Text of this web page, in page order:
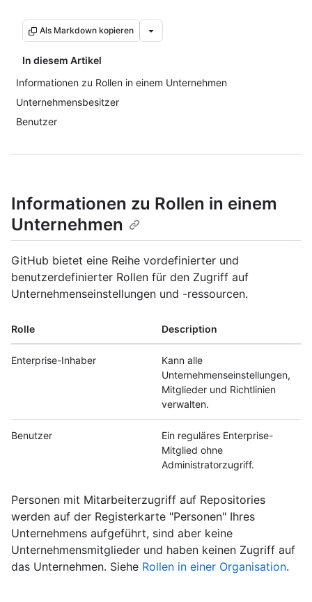
Als Markdown kopieren
In diesem Artikel
Informationen zu Rollen in einem Unternehmen
Unternehmensbesitzer
Benutzer
Informationen zu Rollen in einem
Unternehmen
GitHub bietet eine Reihe vordefinierter und
benutzerdefinierter Rollen für den Zugriff auf
Unternehmenseinstellungen und -ressourcen.
Rolle Description
Enterprise-Inhaber
Kann alle
Unternehmenseinstellungen,
Mitglieder und Richtlinien
verwalten.
Benutzer
Ein reguläres Enterprise-
Mitglied ohne
Administratorzugriff.
Personen mit Mitarbeiterzugriff auf Repositories
werden auf der Registerkarte "Personen" Ihres
Unternehmens aufgeführt, sind aber keine
Unternehmensmitglieder und haben keinen Zugriff auf
das Unternehmen. Siehe Rollen in einer Organisation.